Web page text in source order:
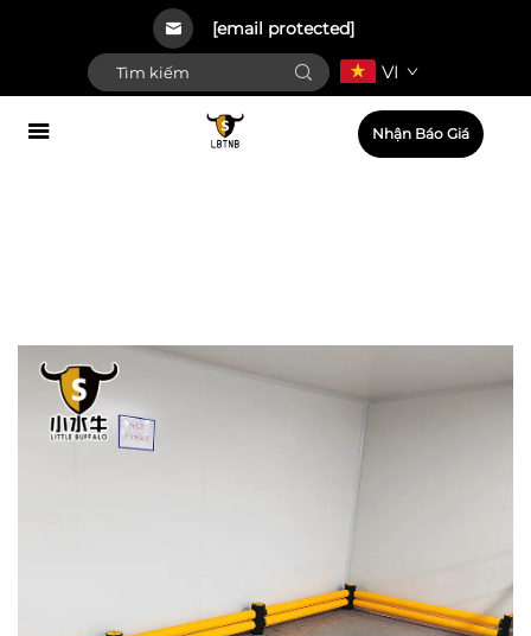
[email protected]
VI
Nhận Báo Giá